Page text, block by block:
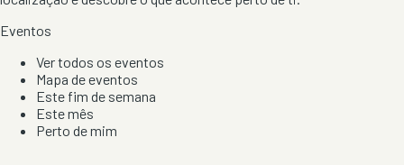
Eventos
Ver todos os eventos
Mapa de eventos
Este fim de semana
Este mês
Perto de mim